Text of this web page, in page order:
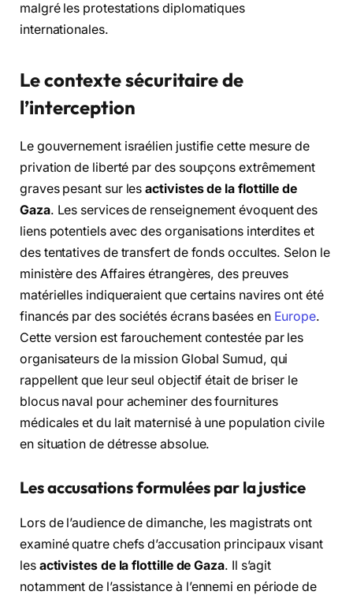
malgré les protestations diplomatiques
internationales.
Le contexte sécuritaire de
l’interception
Le gouvernement israélien justifie cette mesure de
privation de liberté par des soupçons extrêmement
graves pesant sur lesactivistes de la flottille de
Gaza. Les services de renseignement évoquent des
liens potentiels avec des organisations interdites et
des tentatives de transfert de fonds occultes. Selon le
ministère des Affaires étrangères, des preuves
matérielles indiqueraient que certains navires ont été
financés par des sociétés écrans basées en Europe.
Cette version est farouchement contestée par les
organisateurs de la mission Global Sumud, qui
rappellent que leur seul objectif était de briser le
blocus naval pour acheminer des fournitures
médicales et du lait maternisé à une population civile
en situation de détresse absolue.
Les accusations formulées par la justice
Lors de l’audience de dimanche, les magistrats ont
examiné quatre chefs d’accusation principaux visant
les activistes de la flottille de Gaza. Il s’agit
notamment de l’assistance à l’ennemi en période de